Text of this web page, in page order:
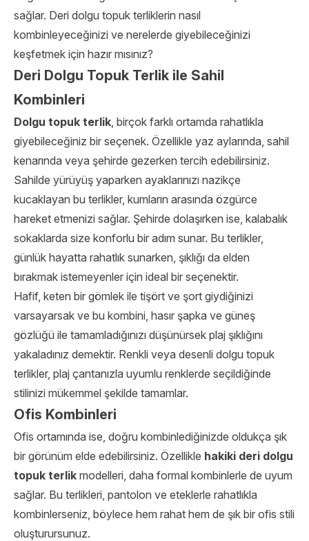
sağlar. Deri dolgu topuk terliklerin nasıl
kombinleyeceğinizi ve nerelerde giyebileceğinizi
keşfetmek için hazır mısınız?
Deri Dolgu Topuk Terlik ile Sahil
Kombinleri
Dolgu topuk terlik, birçok farklı ortamda rahatlıkla
giyebileceğiniz bir seçenek. Özellikle yaz aylarında, sahil
kenarında veya şehirde gezerken tercih edebilirsiniz.
Sahilde yürüyüş yaparken ayaklarınızı nazikçe
kucaklayan bu terlikler, kumların arasında özgürce
hareket etmenizi sağlar. Şehirde dolaşırken ise, kalabalık
sokaklarda size konforlu bir adım sunar. Bu terlikler,
günlük hayatta rahatlık sunarken, şıklığı da elden
bırakmak istemeyenler için ideal bir seçenektir.
Hafif, keten bir gömlek ile tişört ve şort giydiğinizi
varsayarsak ve bu kombini, hasır şapka ve güneş
gözlüğü ile tamamladığınızı düşünürsek plaj şıklığını
yakaladınız demektir. Renkli veya desenli dolgu topuk
terlikler, plaj çantanızla uyumlu renklerde seçildiğinde
stilinizi mükemmel şekilde tamamlar.
Ofis Kombinleri
Ofis ortamında ise, doğru kombinlediğinizde oldukça şık
bir görünüm elde edebilirsiniz. Özellikle hakiki deri dolgu
topuk terlik modelleri, daha formal kombinlerle de uyum
sağlar. Bu terlikleri, pantolon ve eteklerle rahatlıkla
kombinlerseniz, böylece hem rahat hem de şık bir ofis stili
oluşturursunuz.